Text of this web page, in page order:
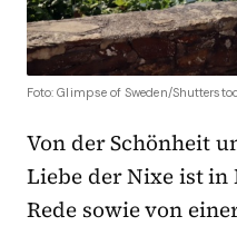
Foto: Glimpse of Sweden/
Von der Schönheit
Liebe der Nixe ist in
Rede sowie von